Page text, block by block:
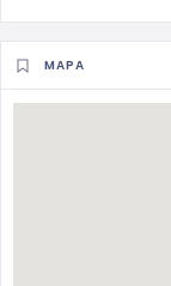
MAPA